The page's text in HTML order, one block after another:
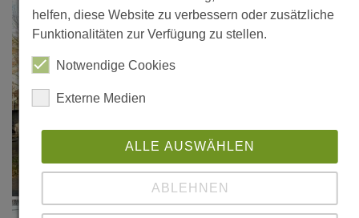
helfen, diese Website zu verbessern oder zusätzliche
Funktionalitäten zur Verfügung zu stellen.
Notwendige Cookies
Externe Medien
ALLE AUSWÄHLEN
ABLEHNEN